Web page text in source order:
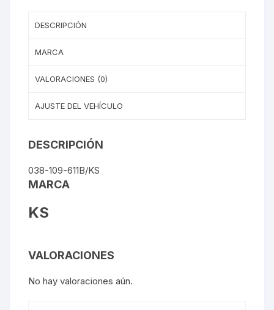
DESCRIPCIÓN
MARCA
VALORACIONES (0)
AJUSTE DEL VEHÍCULO
DESCRIPCIÓN
038-109-611B/KS
MARCA
KS
VALORACIONES
No hay valoraciones aún.